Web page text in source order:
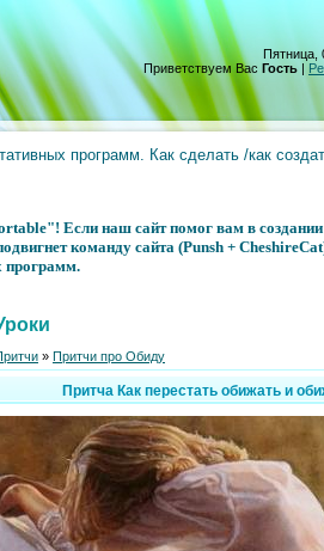
Пятница,
Приветствуем Вас Гость |
программ. Как сделать /как
Если наш сайт помог вам в создании
команду сайта (Punsh +
программ.
» Притчи про Обиду
Притча Как перестать обижать и